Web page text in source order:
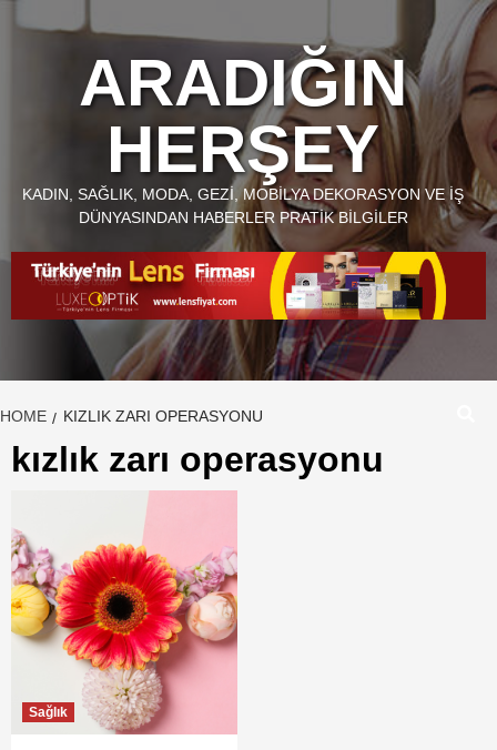
ARADIĞIN
HERŞEY
KADIN, SAĞLIK, MODA, GEZI, MOBILYA DEKORASYON VE İŞ
DÜNYASINDAN HABERLER PRATIK BILGILER
HOME KIZLIK ZARI OPERASYONU
kızlık zarı operasyonu
Sağlık